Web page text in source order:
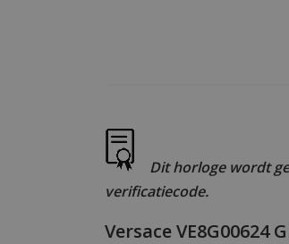
Dit horloge wordt
verificatiecode.
Versace VE8G00624